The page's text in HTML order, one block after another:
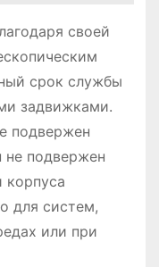
своей
срок службы
задвижками.
подвержен
не подвержен
корпуса
для систем,
или при